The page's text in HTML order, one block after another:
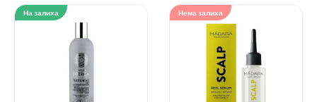
На залиха Нема залиха